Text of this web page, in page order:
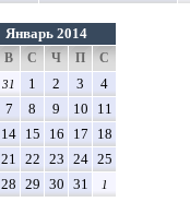
Январь 2014
В С Ч П
С
31 1 2 3 4
7 8 9 10 11
14 15 16 17 18
21 22 23 24 25
28 29 30 31 1